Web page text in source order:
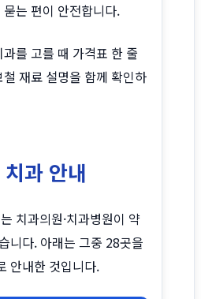
는 편이 안전합니다.
를 고를 때 가격표 한 줄
재료 설명을 함께 확인하
과 안내
치과의원·치과병원이 약
니다. 아래는 그중 28곳을
안내한 것입니다.